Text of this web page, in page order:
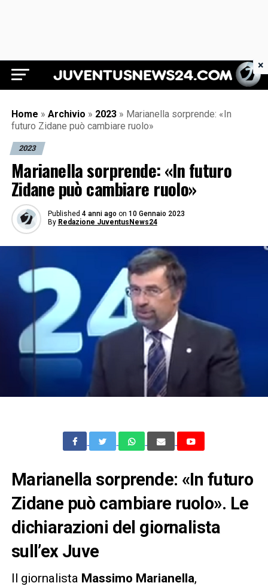
Juventus News 24
Home » Archivio » 2023 » Marianella sorprende: «In
futuro Zidane può cambiare ruolo»
2023
Marianella sorprende: «In futuro
Zidane può cambiare ruolo»
Published 4 anni ago on 10 Gennaio 2023
By Redazione JuventusNews24
Marianella sorprende: «In futuro
Zidane può cambiare ruolo». Le
dichiarazioni del giornalista
sull’ex Juve
Il giornalista Massimo Marianella,
×